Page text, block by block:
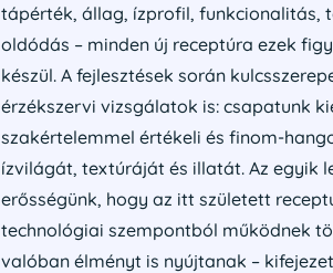
tápérték, állag, ízprofil, funkcionalitás,
oldódás – minden új receptúra ezek
készül. A fejlesztések során
érzékszervi vizsgálatok is: csapatunk
szakértelemmel értékeli és finom-
ízvilágát, textúráját és illatát. Az egyik
erősségünk, hogy az itt született
technológiai szempontból működnek
valóban élményt is nyújtanak –